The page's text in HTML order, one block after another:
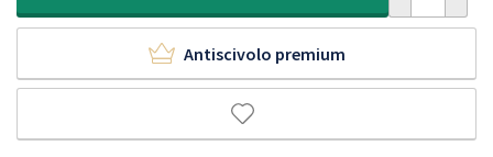
Antiscivolo premium